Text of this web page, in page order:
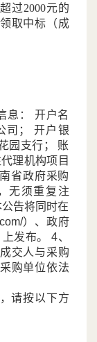
过2000元的
取中标（成
息： 开户名
司； 开户银
园支行； 账
理机构项目
省政府采购
无须重复注
告将同时在
）、政府
发布。 4、
交人与采购
购单位依法
请按以下方